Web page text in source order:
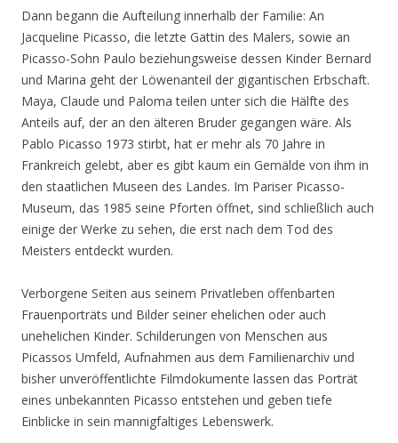
Dann begann die Aufteilung innerhalb der Familie: An
Jacqueline Picasso, die letzte Gattin des Malers, sowie an
Picasso-Sohn Paulo beziehungsweise dessen Kinder Bernard
und Marina geht der Löwenanteil der gigantischen Erbschaft.
Maya, Claude und Paloma teilen unter sich die Hälfte des
Anteils auf, der an den älteren Bruder gegangen wäre. Als
Pablo Picasso 1973 stirbt, hat er mehr als 70 Jahre in
Frankreich gelebt, aber es gibt kaum ein Gemälde von ihm in
den staatlichen Museen des Landes. Im Pariser Picasso-
Museum, das 1985 seine Pforten öffnet, sind schließlich auch
einige der Werke zu sehen, die erst nach dem Tod des
Meisters entdeckt wurden.
Verborgene Seiten aus seinem Privatleben offenbarten
Frauenporträts und Bilder seiner ehelichen oder auch
unehelichen Kinder. Schilderungen von Menschen aus
Picassos Umfeld, Aufnahmen aus dem Familienarchiv und
bisher unveröffentlichte Filmdokumente lassen das Porträt
eines unbekannten Picasso entstehen und geben tiefe
Einblicke in sein mannigfaltiges Lebenswerk.